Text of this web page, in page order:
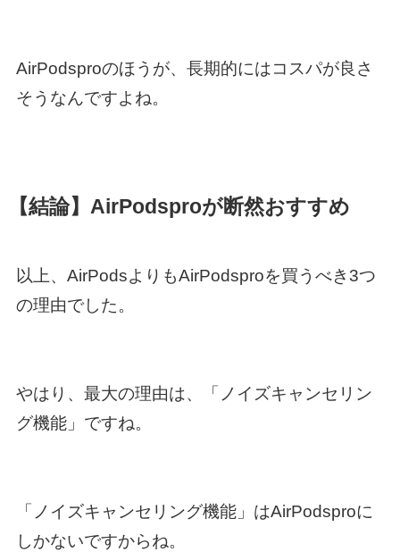
AirPodsproのほうが、長期的にはコスパが良さ
そうなんですよね。
【結論】AirPodsproが断然おすすめ
以上、AirPodsよりもAirPodsproを買うべき3つ
の理由でした。
やはり、最大の理由は、「ノイズキャンセリン
グ機能」ですね。
「ノイズキャンセリング機能」はAirPodsproに
しかないですからね。